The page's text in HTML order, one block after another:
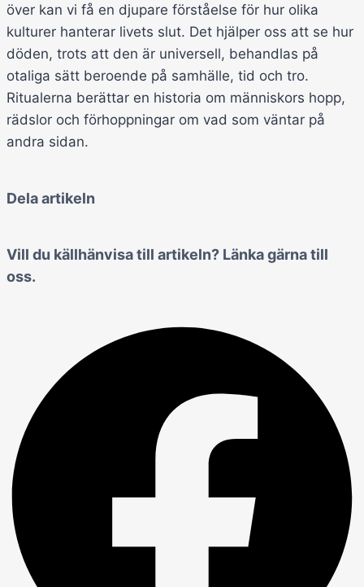
över kan vi få en djupare förståelse för hur olika
kulturer hanterar livets slut. Det hjälper oss att se hur
döden, trots att den är universell, behandlas på
otaliga sätt beroende på samhälle, tid och tro.
Ritualerna berättar en historia om människors hopp,
rädslor och förhoppningar om vad som väntar på
andra sidan.
Dela artikeln
Vill du källhänvisa till artikeln? Länka gärna till
oss.